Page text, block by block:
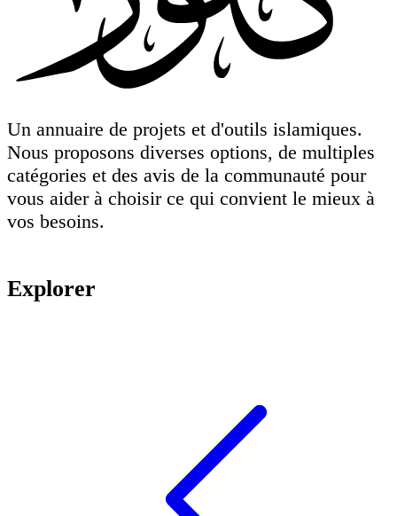
Un annuaire de projets et d'outils islamiques.
Nous proposons diverses options, de multiples
catégories et des avis de la communauté pour
vous aider à choisir ce qui convient le mieux à
vos besoins.
Explorer